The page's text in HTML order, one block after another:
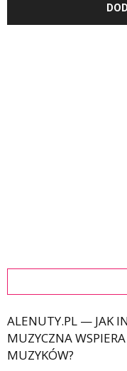
ALENUTY.PL — JAK
MUZYCZNA
MUZYKÓW?